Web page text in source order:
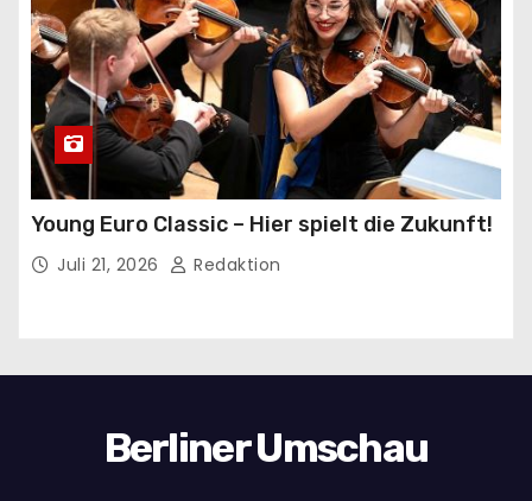
Young Euro Classic – Hier spielt die Zukunft!
Juli 21, 2026 Redaktion
Berliner Umschau